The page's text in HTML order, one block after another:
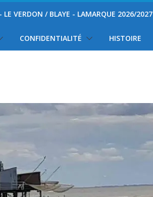
LE VERDON / BLAYE - LAMARQUE 2026/2027
CONFIDENTIALITÉ HISTOIRE